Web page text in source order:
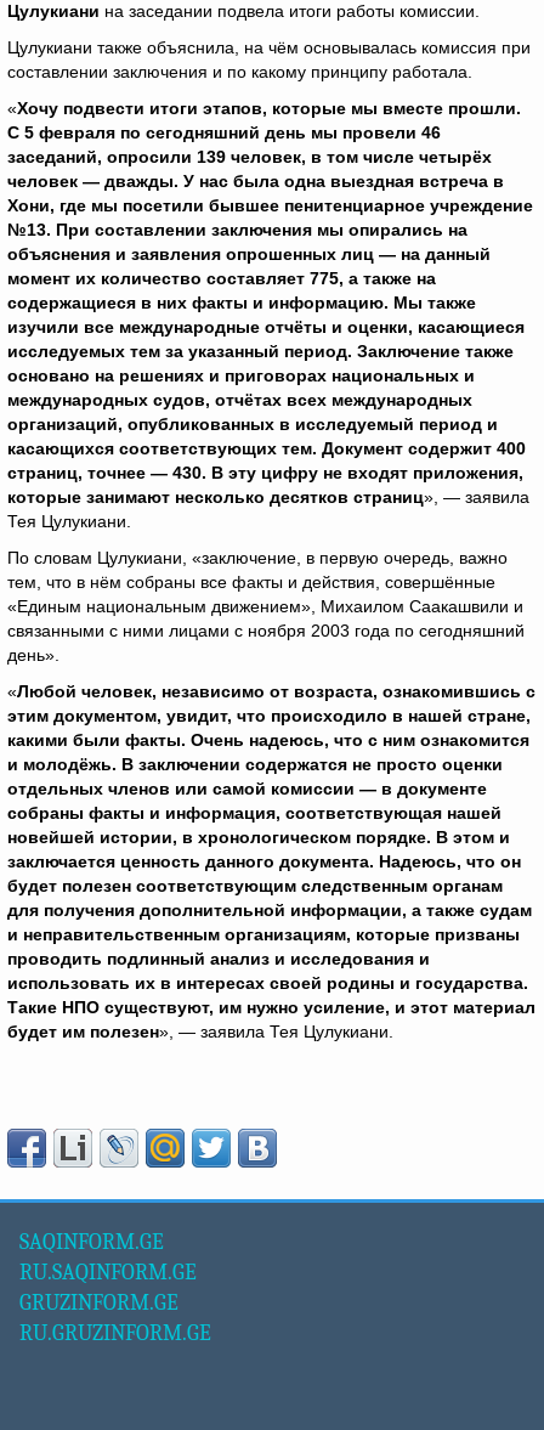
Цулукиани на заседании подвела итоги работы комиссии.
Цулукиани также объяснила, на чём основывалась комиссия при
составлении заключения и по какому принципу работала.
«Хочу подвести итоги этапов, которые мы вместе прошли.
С 5 февраля по сегодняшний день мы провели 46
заседаний, опросили 139 человек, в том числе четырёх
человек — дважды. У нас была одна выездная встреча в
Хони, где мы посетили бывшее пенитенциарное учреждение
№13. При составлении заключения мы опирались на
объяснения и заявления опрошенных лиц — на данный
момент их количество составляет 775, а также на
содержащиеся в них факты и информацию. Мы также
изучили все международные отчёты и оценки, касающиеся
исследуемых тем за указанный период. Заключение также
основано на решениях и приговорах национальных и
международных судов, отчётах всех международных
организаций, опубликованных в исследуемый период и
касающихся соответствующих тем. Документ содержит 400
страниц, точнее — 430. В эту цифру не входят приложения,
которые занимают несколько десятков страниц», — заявила
Тея Цулукиани.
По словам Цулукиани, «заключение, в первую очередь, важно
тем, что в нём собраны все факты и действия, совершённые
«Единым национальным движением», Михаилом Саакашвили и
связанными с ними лицами с ноября 2003 года по сегодняшний
день».
«Любой человек, независимо от возраста, ознакомившись с
этим документом, увидит, что происходило в нашей стране,
какими были факты. Очень надеюсь, что с ним ознакомится
и молодёжь. В заключении содержатся не просто оценки
отдельных членов или самой комиссии — в документе
собраны факты и информация, соответствующая нашей
новейшей истории, в хронологическом порядке. В этом и
заключается ценность данного документа. Надеюсь, что он
будет полезен соответствующим следственным органам
для получения дополнительной информации, а также судам
и неправительственным организациям, которые призваны
проводить подлинный анализ и исследования и
использовать их в интересах своей родины и государства.
Такие НПО существуют, им нужно усиление, и этот материал
будет им полезен», — заявила Тея Цулукиани.
SAQINFORM.GE
RU.SAQINFORM.GE
GRUZINFORM.GE
RU.GRUZINFORM.GE